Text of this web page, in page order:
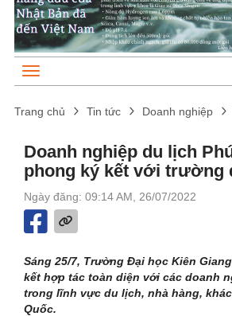
Trang chủ Tin tức Doanh nghiệp
Doanh nghiệp du lịch
phong ký kết với trường
Ngày đăng: 09:14 AM, 26/07/2022
Sáng 25/7, Trường Đại học Kiên
kết hợp tác toàn diện với các doanh
trong lĩnh vực du lịch, nhà hàng,
Quốc.